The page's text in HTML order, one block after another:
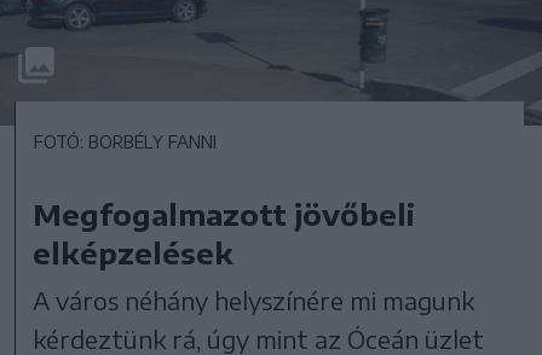
FOTÓ: BORBÉLY FANNI
Megfogalmazott jövőbeli
elképzelések
A város néhány helyszínére mi magunk
kérdeztünk rá, úgy mint az Óceán üzlet